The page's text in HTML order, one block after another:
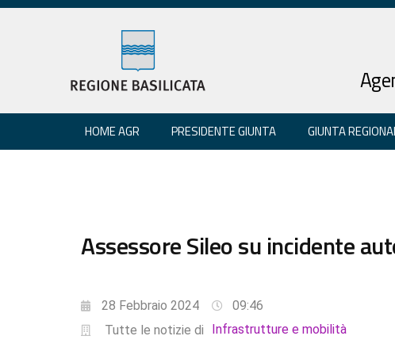
HOME AGR PRESIDENTE GIUNTA GIUNTA
Assessore Sileo su incidente
28 Febbraio 2024
09:46
Tutte le notizie di
Infrastrutture e mobilità